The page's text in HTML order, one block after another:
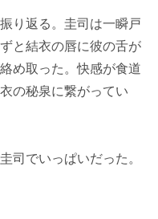
り返る。圭司は一瞬戸
と結衣の唇に彼の舌が
め取った。快感が食道
の秘泉に繋がってい
司でいっぱいだった。